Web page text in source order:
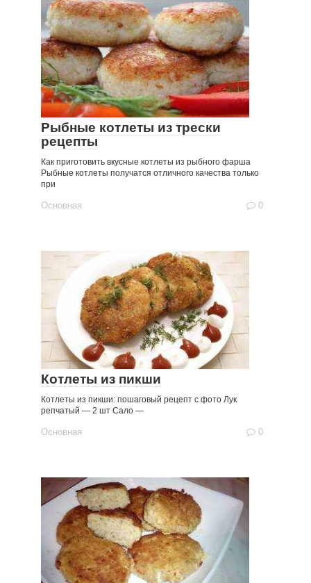
Рыбные котлеты из трески
рецепты
Как приготовить вкусные котлеты из рыбного фарша
Рыбные котлеты получатся отличного качества только
при
Основная 0
Котлеты из пикши
Котлеты из пикши: пошаговый рецепт с фото Лук
репчатый — 2 шт Сало —
Основная 0